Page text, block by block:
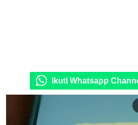
Ikuti Whatsapp